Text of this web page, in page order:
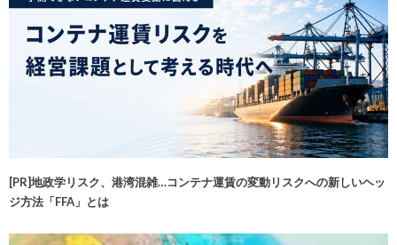
[PR]地政学リスク、港湾混雑…コンテナ運賃の変動リスクへの新しいヘッ
ジ方法「FFA」とは